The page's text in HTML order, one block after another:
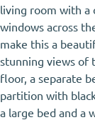
living room with a
windows across
make this a
stunning views of
floor, a separate
partition with
a large bed and a